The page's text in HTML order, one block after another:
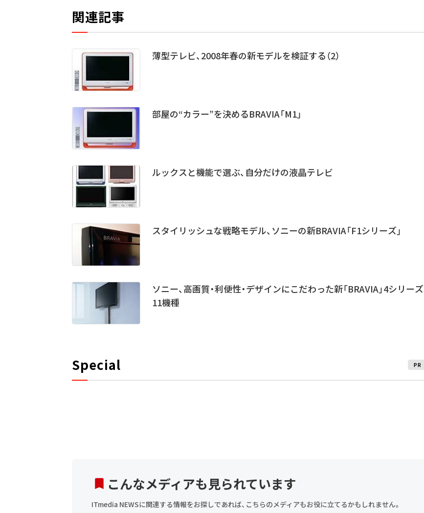
関連記事
薄型テレビ、2008年春の新モデルを検証する（2）
部屋の“カラー”を決めるBRAVIA「M1」
ルックスと機能で選ぶ、自分だけの液晶テレビ
スタイリッシュな戦略モデル、ソニーの新BRAVIA「F1シリーズ」
ソニー、高画質・利便性・デザインにこだわった新「BRAVIA」4シリーズ
11機種
Special PR
こんなメディアも見られています
ITmedia NEWSに関連する情報をお探しであれば、こちらのメディアもお役に立てるかもしれません。